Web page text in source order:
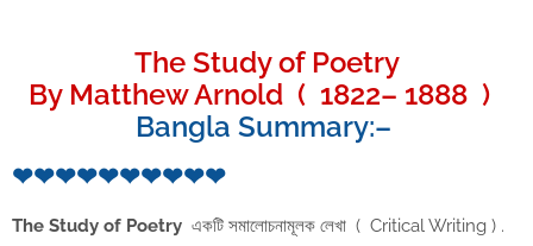
The Study of Poetry
By Matthew Arnold ( 1822– 1888 )
Bangla Summary:–
❤❤❤❤❤❤❤❤❤❤
The Study of Poetry একটি সমালোচনামূলক লেখা ( Critical Writing ) .